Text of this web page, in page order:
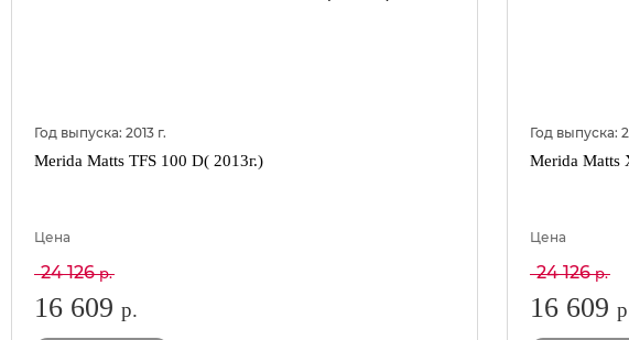
Год выпуска: 2013 г.
Merida Matts TFS 100 D( 2013г.)
Цена
24 126р.
16 609 р.
Год выпуска:
Merida Matts
Цена
24 126р.
16 609